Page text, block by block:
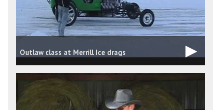
Outlaw class at Merrill Ice drags